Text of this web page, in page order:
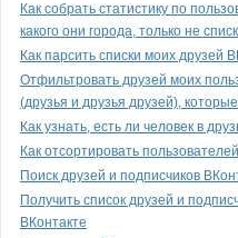
Как собрать статистику по
какого они города, только не
Как парсить списки моих друзей
Отфильтровать друзей моих
(друзья и друзья друзей),
Как узнать, есть ли человек в
Как отсортировать
Поиск друзей и подписчиков
Получить список друзей и
ВКонтакте